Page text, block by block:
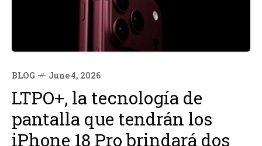
BLOG June 4, 2026
LTPO+, la tecnología de
pantalla que tendrán los
iPhone 18 Pro brindará dos